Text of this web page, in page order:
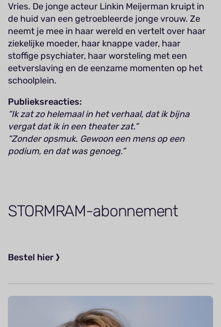
Vries. De jonge acteur Linkin Meijerman kruipt in
de huid van een getroebleerde jonge vrouw. Ze
neemt je mee in haar wereld en vertelt over haar
ziekelijke moeder, haar knappe vader, haar
stoffige psychiater, haar worsteling met een
eetverslaving en de eenzame momenten op het
schoolplein.
Publieksreacties:
“Ik zat zo helemaal in het verhaal, dat ik bijna
vergat dat ik in een theater zat.”
“Zonder opsmuk. Gewoon een mens op een
podium, en dat was genoeg.”
STORMRAM-abonnement
Bestel hier